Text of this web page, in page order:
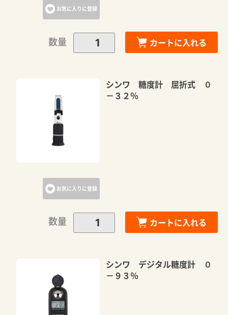
お気に入りに登録
数量 カートに入れる
お気に入りに登録
シンワ 糖度計 屈折式 ０
－３２％
数量 カートに入れる
シンワ デジタル糖度計 ０
－９３％